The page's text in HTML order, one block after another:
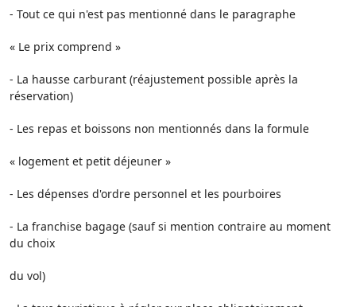
- Tout ce qui n'est pas mentionné dans le paragraphe
« Le prix comprend »
- La hausse carburant (réajustement possible après la
réservation)
- Les repas et boissons non mentionnés dans la formule
« logement et petit déjeuner »
- Les dépenses d'ordre personnel et les pourboires
- La franchise bagage (sauf si mention contraire au moment
du choix
du vol)